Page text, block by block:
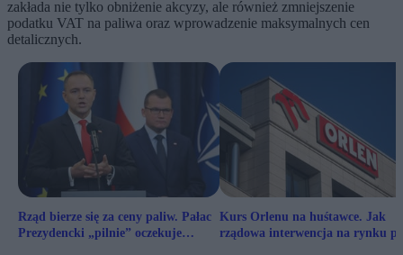
zakłada nie tylko obniżenie akcyzy, ale również zmniejszenie
podatku VAT na paliwa oraz wprowadzenie maksymalnych cen
detalicznych.
Rząd bierze się za ceny paliw. Pałac
Prezydencki „pilnie” oczekuje
Kurs Orlenu na huśtawce. Jak
rządowa interwencja na rynku